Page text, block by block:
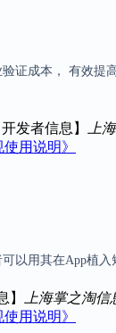
证成本， 有效
开发者信息】
上
用说明》
以用其在App植
】
上海掌之淘
使用说明》